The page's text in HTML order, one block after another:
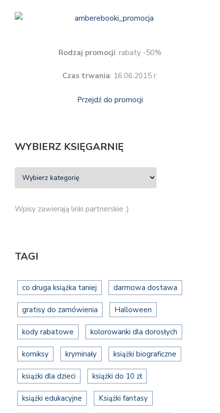
Rodzaj promocji: rabaty -50%
Czas trwania: 16.06.2015 r.
Przejdź do promocji
WYBIERZ KSIĘGARNIĘ
Wpisy zawierają linki partnerskie :)
TAGI
co druga książka taniej darmowa dostawa
gratisy do zamówienia Halloween
kody rabatowe kolorowanki dla dorosłych
komiksy kryminały książki biograficzne
książki dla dzieci książki do 10 zł
książki edukacyjne Książki fantasy